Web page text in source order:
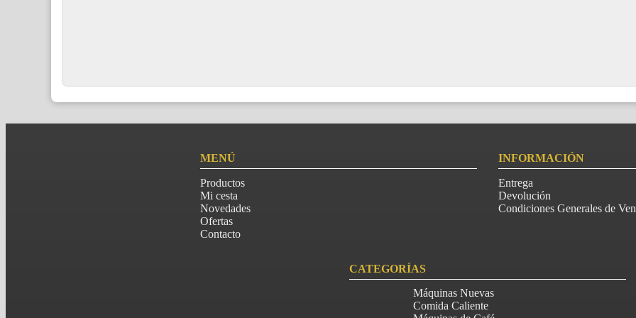
MENÚ
Productos
Mi cesta
Novedades
Ofertas
Contacto
INFORMACIÓN
Entrega
Devolución
Condiciones Generales de
CATEGORÍAS
Máquinas Nuevas
Comida Caliente